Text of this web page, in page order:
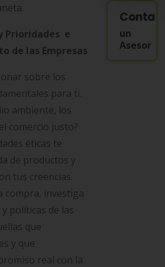
Prioridades e
de las Empresas
sobre los
para ti.
ambiente, los
comercio justo?
éticas te
de productos y
tus creencias.
compra, investiga
políticas de las
que
y que
real con la
un
Asesor